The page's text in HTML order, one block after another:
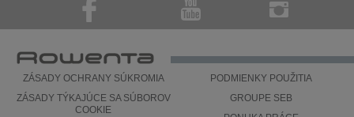
ZÁSADY OCHRANY SÚKROMIA
PODMIENKY POUŽITIA
ZÁSADY TÝKAJÚCE SA SÚBOROV
COOKIE
GROUPE SEB